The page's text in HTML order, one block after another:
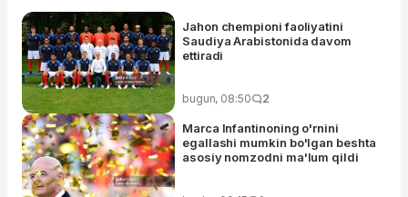
Jahon chempioni faoliyatini
Saudiya Arabistonida davom
ettiradi
bugun, 08:50 2
Marca Infantinoning o'rnini
egallashi mumkin bo'lgan beshta
asosiy nomzodni ma'lum qildi